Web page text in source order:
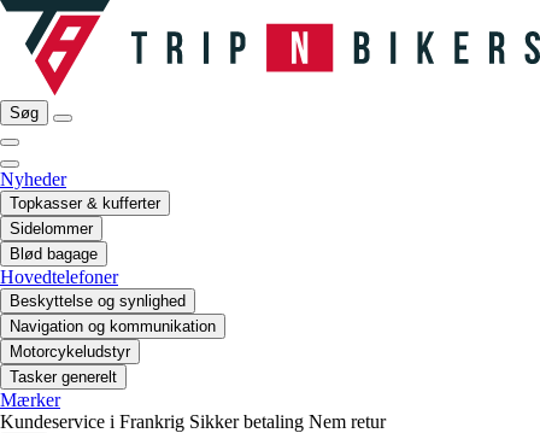
Søg
Nyheder
Topkasser & kufferter
Sidelommer
Blød bagage
Hovedtelefoner
Beskyttelse og synlighed
Navigation og kommunikation
Motorcykeludstyr
Tasker generelt
Mærker
Kundeservice i Frankrig Sikker betaling Nem retur